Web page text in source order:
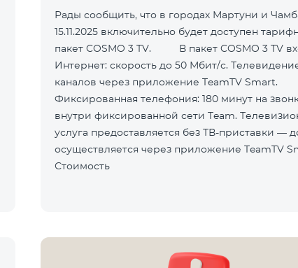
Рады сообщить, что в городах Мартуни и
15.11.2025 включительно будет доступен
пакет COSMO 3 TV. В пакет COSMO 3 TV входит:
Интернет: скорость до 50 Мбит/с.
каналов через приложение TeamTV Smart.
Фиксированная телефония: 180 минут на
внутри фиксированной сети Team. Телевизионная
услуга предоставляется без ТВ-приставки —
осуществляется через приложение TeamTV
Стоимость